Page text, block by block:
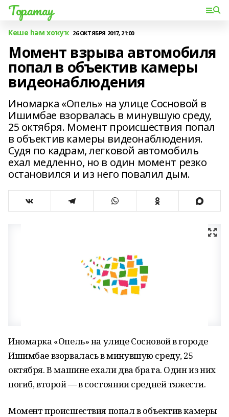
Торатау
Кеше һәм хоҡуҡ 26 ОКТЯБРЯ 2017, 21:00
Момент взрыва автомобиля
попал в объектив камеры
видеонаблюдения
Иномарка «Опель» на улице Сосновой в
Ишимбае взорвалась в минувшую среду,
25 октября. Момент происшествия попал
в объектив камеры видеонаблюдения.
Судя по кадрам, легковой автомобиль
ехал медленно, но в один момент резко
остановился и из него повалил дым.
Иномарка «Опель» на улице Сосновой в городе
Ишимбае взорвалась в минувшую среду, 25
октября. В машине ехали два брата. Один из них
погиб, второй — в состоянии средней тяжести.
Момент происшествия попал в объектив камеры